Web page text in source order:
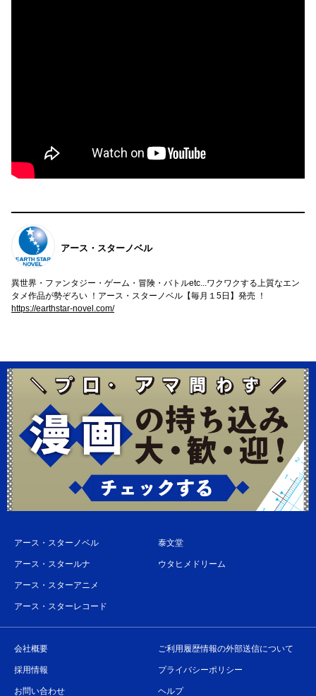
アース・スターノベル
異世界・ファンタジー・ゲーム・冒険・バトルetc...ワクワクする上質なエン
タメ作品が勢ぞろい ！アース・スターノベル【毎月１5日】発売 ！
https://earthstar-novel.com/
アース・スターノベル
アース・スタールナ
アース・スターアニメ
アース・スターレコード
泰文堂
ウタヒメドリーム
会社概要
採用情報
お問い合わせ
ご利用履歴情報の外部送信について
プライバシーポリシー
ヘルプ